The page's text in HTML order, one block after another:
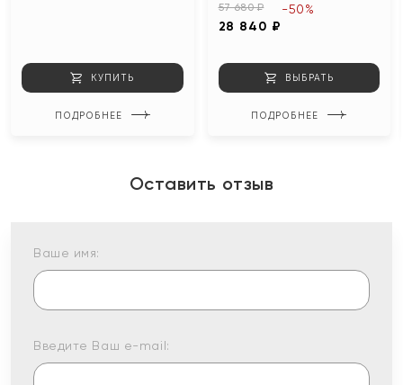
КУПИТЬ
ПОДРОБНЕЕ
57 680 ₽
28 840 ₽
-50%
ВЫБРАТЬ
ПОДРОБНЕЕ
Оставить отзыв
Ваше имя:
Введите Ваш e-mail: